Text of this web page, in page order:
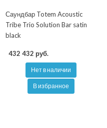
Саундбар Totem Acoustic
Tribe Trio Solution Bar satin
black
432 432 руб.
Нет в наличии
В избранное